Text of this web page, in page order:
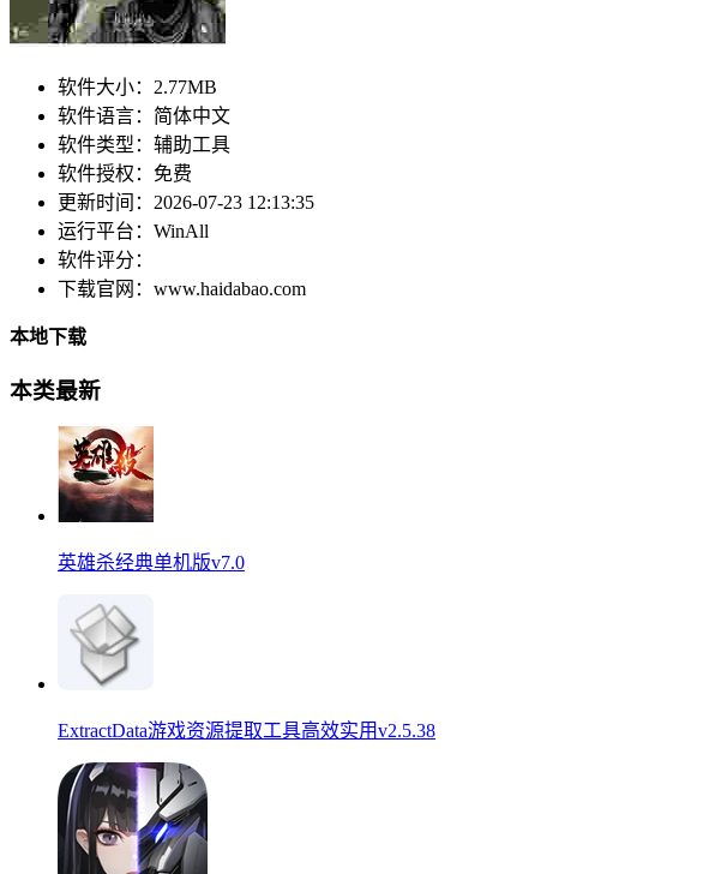
软件大小： 2.77MB
软件语言： 简体中文
软件类型： 辅助工具
软件授权： 免费
更新时间： 2026-07-23 12:13:35
运行平台： WinAll
软件评分：
下载官网： www.haidabao.com
本地下载
本类最新
英雄杀经典单机版v7.0
ExtractData游戏资源提取工具高效实用v2.5.38